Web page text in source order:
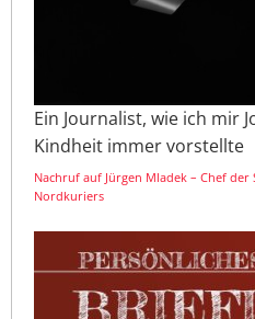
Ein Journalist, wie ich mir
Kindheit immer vorstellte
Nachruf auf Jürgen Mladek – Chef
Nordkuriers